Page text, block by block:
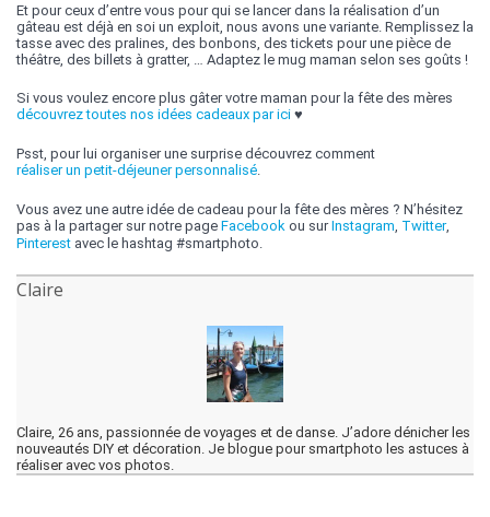
Et pour ceux d’entre vous pour qui se lancer dans la réalisation d’un
gâteau est déjà en soi un exploit, nous avons une variante. Remplissez la
tasse avec des pralines, des bonbons, des tickets pour une pièce de
théâtre, des billets à gratter, … Adaptez le mug maman selon ses goûts !
Si vous voulez encore plus gâter votre maman pour la fête des mères
découvrez toutes nos idées cadeaux par ici ♥
Psst, pour lui organiser une surprise découvrez comment
réaliser un petit-déjeuner personnalisé
Vous avez une autre idée de cadeau pour la fête des mères ? N’hésitez
pas à la partager sur notre page Facebook ou surInstagram Twitter,
Pinterest avec le hashtag #smartphoto.
Claire
Claire, 26 ans, passionnée de voyages et de danse. J’adore dénicher les
nouveautés DIY et décoration. Je blogue pour smartphoto les astuces à
réaliser avec vos photos.